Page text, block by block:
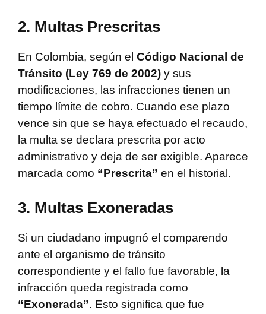
2. Multas Prescritas
En Colombia, según el Código Nacional de
Tránsito (Ley 769 de 2002) y sus
modificaciones, las infracciones tienen un
tiempo límite de cobro. Cuando ese plazo
vence sin que se haya efectuado el recaudo,
la multa se declara prescrita por acto
administrativo y deja de ser exigible. Aparece
marcada como “Prescrita” en el historial.
3. Multas Exoneradas
Si un ciudadano impugnó el comparendo
ante el organismo de tránsito
correspondiente y el fallo fue favorable, la
infracción queda registrada como
“Exonerada”. Esto significa que fue